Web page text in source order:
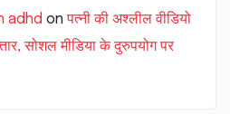
adhd onपत्नी की अश्लील वीडियो
सोशल मीडिया के दुरुपयोग पर